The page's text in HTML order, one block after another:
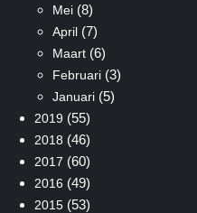
Mei(8)
April(7)
Maart(6)
Februari(3)
Januari(5)
2019 (55)
2018 (46)
2017 (60)
2016 (49)
2015(53)